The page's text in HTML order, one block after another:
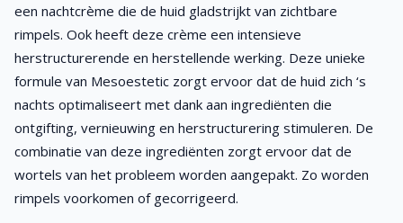
een nachtcrème die de huid gladstrijkt van zichtbare
rimpels. Ook heeft deze crème een intensieve
herstructurerende en herstellende werking. Deze unieke
formule van Mesoestetic zorgt ervoor dat de huid zich ‘s
nachts optimaliseert met dank aan ingrediënten die
ontgifting, vernieuwing en herstructurering stimuleren. De
combinatie van deze ingrediënten zorgt ervoor dat de
wortels van het probleem worden aangepakt. Zo worden
rimpels voorkomen of gecorrigeerd.